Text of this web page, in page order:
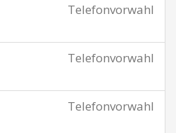
Telefonvorwahl
Telefonvorwahl
Telefonvorwahl